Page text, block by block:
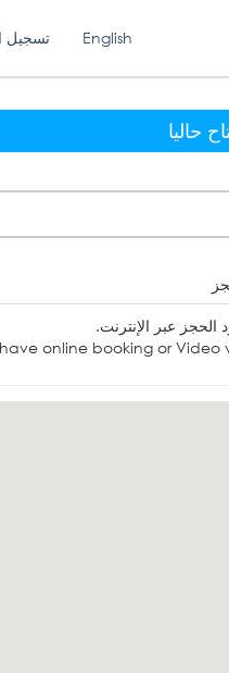
تسجيل English
حاليا
الحجز عبر الإنترنت.
online booking or Video